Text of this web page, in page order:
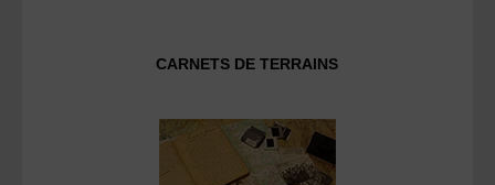
CARNETS DE TERRAINS